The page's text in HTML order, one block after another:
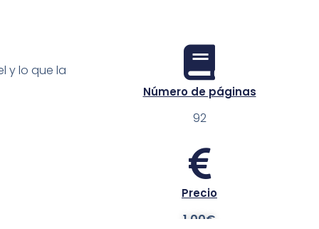
y lo que la
Número de páginas
92
Precio
1.00€